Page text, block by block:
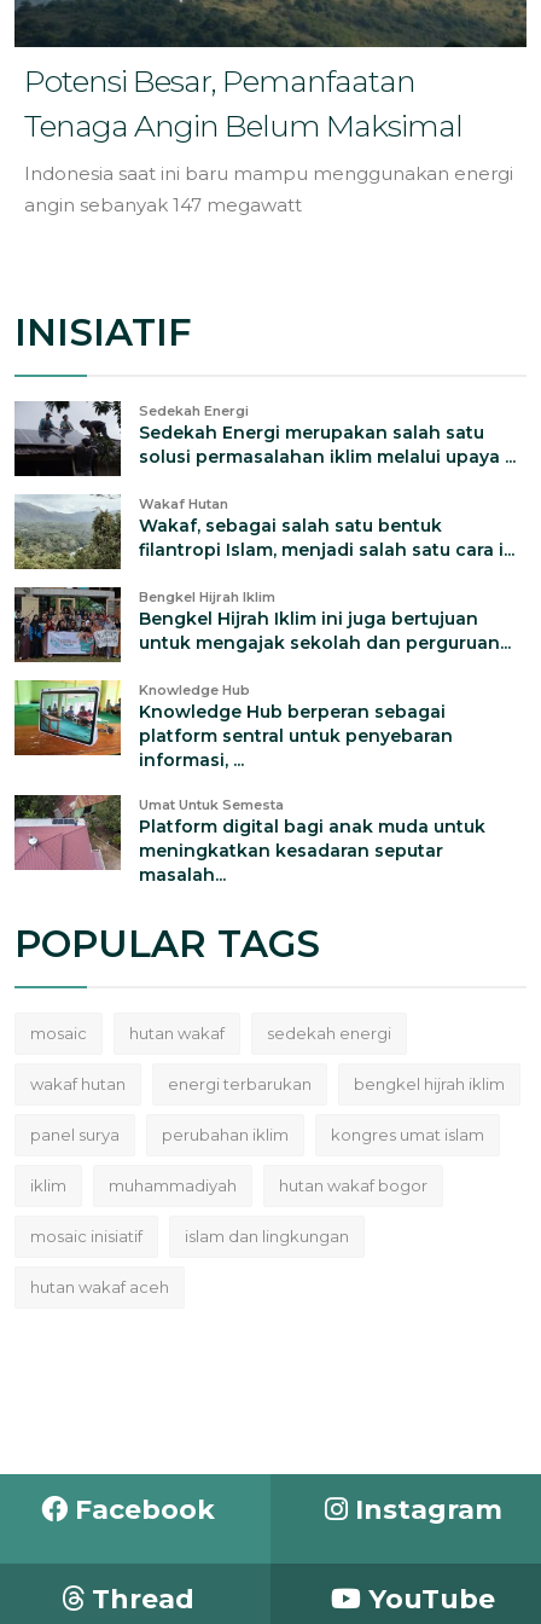
Potensi Besar, Pemanfaatan
Tenaga Angin Belum Maksimal
Indonesia saat ini baru mampu menggunakan energi
angin sebanyak 147 megawatt
INISIATIF
Sedekah Energi
Sedekah Energi merupakan salah satu
solusi permasalahan iklim melalui upaya ...
Wakaf Hutan
Wakaf, sebagai salah satu bentuk
filantropi Islam, menjadi salah satu cara i...
Bengkel Hijrah Iklim
Bengkel Hijrah Iklim ini juga bertujuan
untuk mengajak sekolah dan perguruan...
Knowledge Hub
Knowledge Hub berperan sebagai
platform sentral untuk penyebaran
informasi, ...
Umat Untuk Semesta
Platform digital bagi anak muda untuk
meningkatkan kesadaran seputar
masalah...
POPULAR TAGS
mosaic hutan wakaf sedekah energi
wakaf hutan energi terbarukan bengkel hijrah iklim
panel surya perubahan iklim kongres umat islam
iklim muhammadiyah hutan wakaf bogor
mosaic inisiatif islam dan lingkungan
hutan wakaf aceh
Facebook Instagram
Thread YouTube